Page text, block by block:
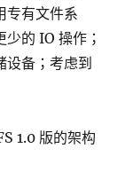
专有文件系
的 IO 操作；
设备；考虑到
1.0 版的架构